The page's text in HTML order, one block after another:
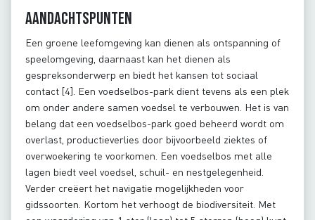
Aandachtspunten
Een groene leefomgeving kan dienen als ontspanning of
speelomgeving, daarnaast kan het dienen als
gespreksonderwerp en biedt het kansen tot sociaal
contact [4]. Een voedselbos-park dient tevens als een plek
om onder andere samen voedsel te verbouwen. Het is van
belang dat een voedselbos-park goed beheerd wordt om
overlast, productieverlies door bijvoorbeeld ziektes of
overwoekering te voorkomen. Een voedselbos met alle
lagen biedt veel voedsel, schuil- en nestgelegenheid.
Verder creëert het navigatie mogelijkheden voor
gidssoorten. Kortom het verhoogt de biodiversiteit. Met